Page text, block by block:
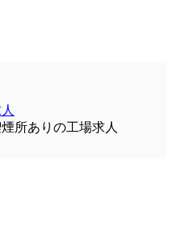
所ありの工場求人